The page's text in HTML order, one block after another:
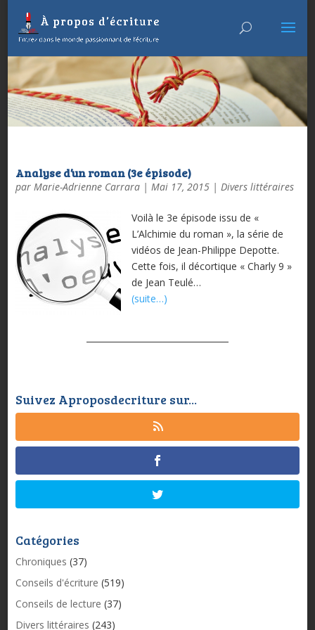
Analyse d’un roman (3e épisode)
par Marie-Adrienne Carrara| Mai 17, 2015| Divers littéraires
Voilà le 3e épisode issu de «
L’Alchimie du roman », la série de
vidéos de Jean-Philippe Depotte.
Cette fois, il décortique « Charly 9 »
de Jean Teulé…
(suite…)
Suivez Aproposdecriture sur...
Catégories
Chroniques (37)
Conseils d'écriture (519)
Conseils de lecture (37)
Divers littéraires (243)